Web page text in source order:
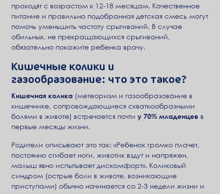
проходят с возрастом к 12-18 месяцам. Качественное
питание и правильно подобранная детская смесь могут
помочь уменьшить частоту срыгиваний. В случае
обильных, не прекращающихся срыгиваний,
обязательно покажите ребенка врачу.
Кишечные колики и
газообразование: что это такое?
Кишечная колика (метеоризм и газообразование в
кишечнике, сопровождающиеся схваткообразными
болями в животе) встречается почти у 70% младенцев в
первые месяцы жизни.
Родители описывают это так: «Ребенок громко плачет,
постоянно сгибает ноги, животик вздут и напряжен,
малыш явно испытывает дискомфорт». Коликовый
синдром (острые боли в животе, возникающие
приступами) обычно начинается со 2-3 недели жизни и